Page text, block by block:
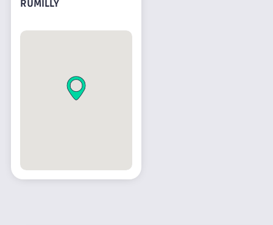
RUMILLY